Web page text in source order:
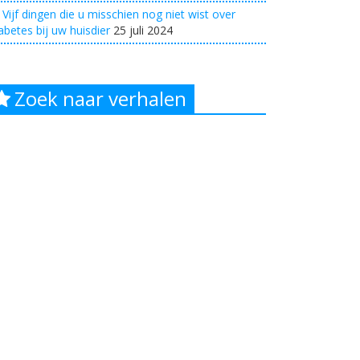
Vijf dingen die u misschien nog niet wist over
bij uw huisdier 25 juli 2024
Zoek naar verhalen